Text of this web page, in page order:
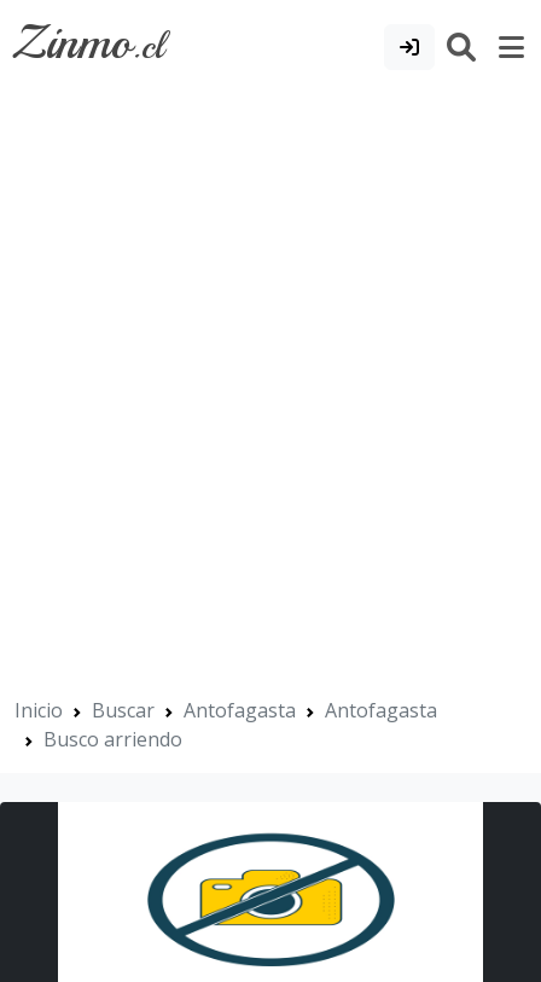
Zinmo.cl
Inicio Buscar Antofagasta
Antofagasta
Busco arriendo